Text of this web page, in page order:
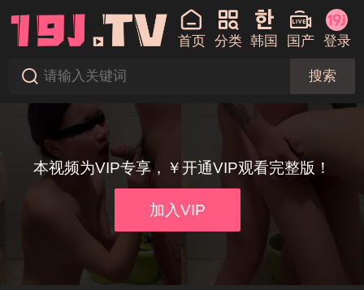
首页 分类 韩国 国产 登录
搜索
本视频为VIP专享，￥开通VIP观看完整版！
加入VIP